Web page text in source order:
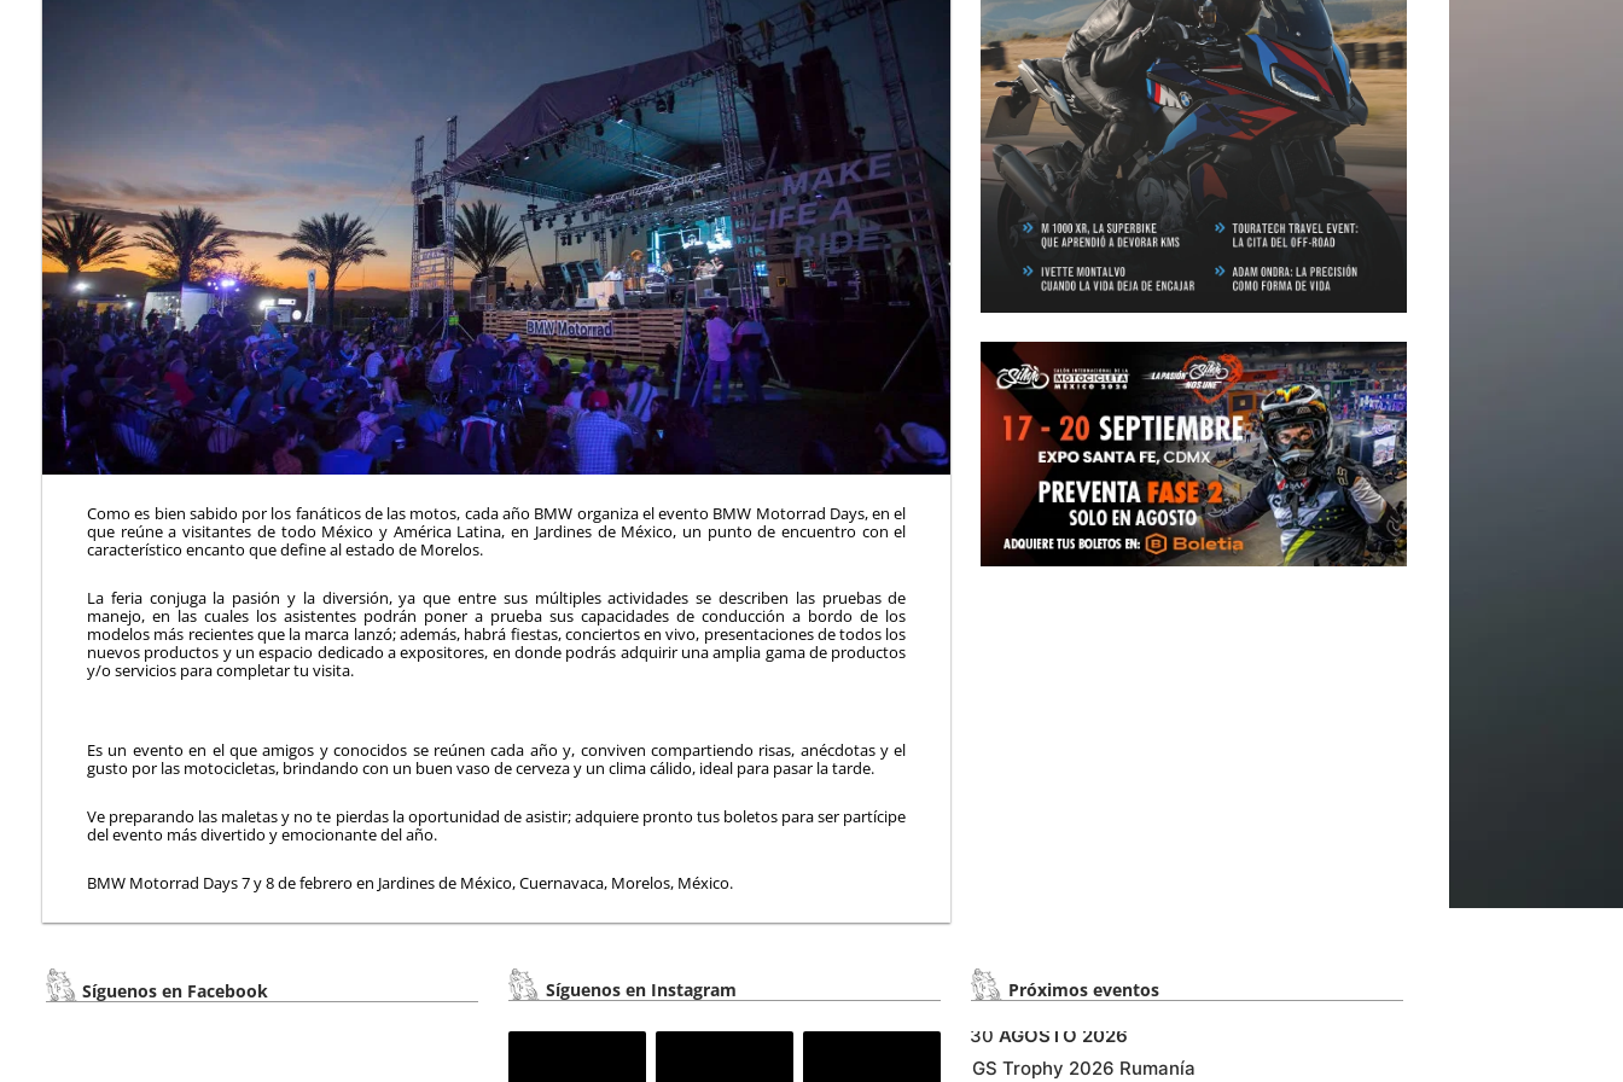
Como es bien sabido por los fanáticos de las motos, cada año BMW organiza el evento BMW Motorrad Days, en el
que reúne a visitantes de todo México y América Latina, en Jardines de México, un punto de encuentro con el
característico encanto que define al estado de Morelos.
La feria conjuga la pasión y la diversión, ya que entre sus múltiples actividades se describen las pruebas de
manejo, en las cuales los asistentes podrán poner a prueba sus capacidades de conducción a bordo de los
modelos más recientes que la marca lanzó; además, habrá fiestas, conciertos en vivo, presentaciones de todos los
nuevos productos y un espacio dedicado a expositores, en donde podrás adquirir una amplia gama de productos
y/o servicios para completar tu visita.
Es un evento en el que amigos y conocidos se reúnen cada año y, conviven compartiendo risas, anécdotas y el
gusto por las motocicletas, brindando con un buen vaso de cerveza y un clima cálido, ideal para pasar la tarde.
Ve preparando las maletas y no te pierdas la oportunidad de asistir; adquiere pronto tus boletos para ser partícipe
del evento más divertido y emocionante del año.
BMW Motorrad Days 7 y 8 de febrero en Jardines de México, Cuernavaca, Morelos, México.
Síguenos en Facebook Síguenos en Instagram
Próximos eventos​
30 AGOSTO 2026
GS Trophy 2026 Rumanía